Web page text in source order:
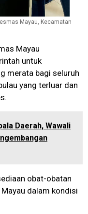
Mayau, Kecamatan
Mayau
untuk
merata bagi seluruh
yang terluar dan
Daerah, Wawali
obat-obatan
dalam kondisi